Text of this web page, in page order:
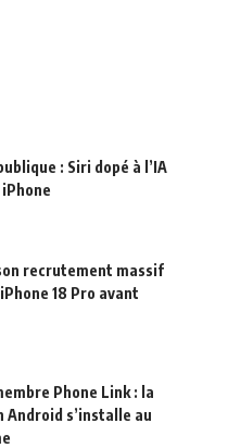
: Siri dopé à l’IA
recrutement massif
18 Pro avant
Phone Link : la
Android s’installe au